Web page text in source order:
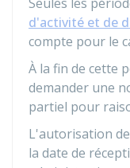
d'activité et de
compte pour le
À la fin de cette
demander une
partiel pour
L'autorisation
la date de